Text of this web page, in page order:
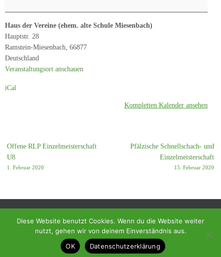
SC
Ramstein-
Miesenbach
-
TV
Winnweiler
Haus der Vereine (ehem. alte Schule Miesenbach)
Hauptstr. 28
Ramstein-Miesenbach 66877
Deutschland
Veranstaltungsort anschauen
iCal
Kompletten Kalender ansehen
Offene RLP Einzelmeisterschaft
U8
1. Februar 2020
Pfälzische Schnellschach- und
Einzelmeisterschaft
15. Februar 2020
© 2018 - Homepage des SC Ramstein-Miesenbach
Präsentiert von Tempera
Diese Website benutzt Cookies. Wenn du die Website weiter
nutzt, gehen wir von deinem Einverständnis aus.
OK
Datenschutzerklärung